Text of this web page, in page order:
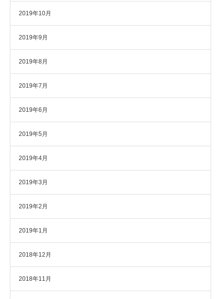
2019年10月
2019年9月
2019年8月
2019年7月
2019年6月
2019年5月
2019年4月
2019年3月
2019年2月
2019年1月
2018年12月
2018年11月